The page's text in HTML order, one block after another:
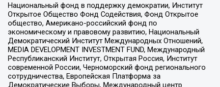
Национальный фонд в поддержку демократии, Институт
Открытое Общество Фонд Содействия, Фонд Открытое
общество, Американо-российский фонд по
экономическому и правовому развитию, Национальный
Демократический Институт Международных Отношений,
MEDIA DEVELOPMENT INVESTMENT FUND, Международный
Республиканский Институт, Открытая Россия, Институт
современной России, Черноморский фонд регионального
сотрудничества, Европейская Платформа за
Демократические Выборы, Международный центр